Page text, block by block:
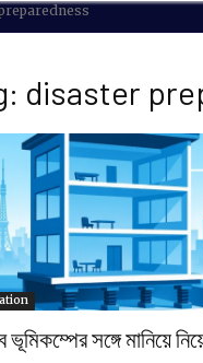
disaster
ভূমিকম্পের সঙ্গে মানিয়ে